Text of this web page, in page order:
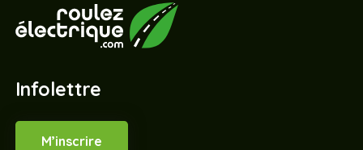
Infolettre
M’inscrire